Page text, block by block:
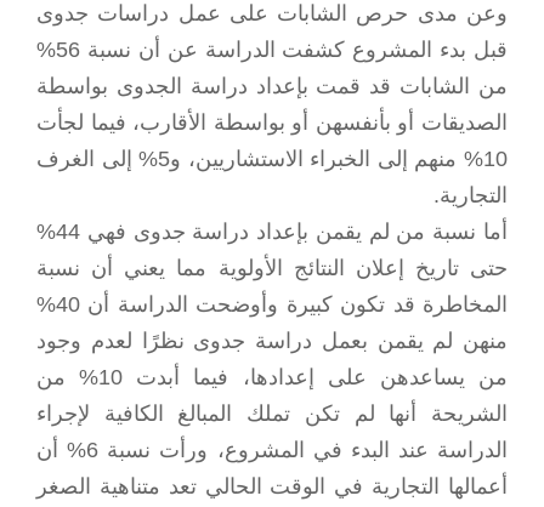
وعن مدى حرص الشابات على عمل دراسات جدوى
قبل بدء المشروع كشفت الدراسة عن أن نسبة 56%
من الشابات قد قمت بإعداد دراسة الجدوى بواسطة
الصديقات أو بأنفسهن أو بواسطة الأقارب، فيما لجأت
10% منهم إلى الخبراء الاستشاريين، و5% إلى الغرف
التجارية.
أما نسبة من لم يقمن بإعداد دراسة جدوى فهي 44%
حتى تاريخ إعلان النتائج الأولوية مما يعني أن نسبة
المخاطرة قد تكون كبيرة وأوضحت الدراسة أن 40%
منهن لم يقمن بعمل دراسة جدوى نظرًا لعدم وجود
من يساعدهن على إعدادها، فيما أبدت 10% من
الشريحة أنها لم تكن تملك المبالغ الكافية لإجراء
الدراسة عند البدء في المشروع، ورأت نسبة 6% أن
أعمالها التجارية في الوقت الحالي تعد متناهية الصغر